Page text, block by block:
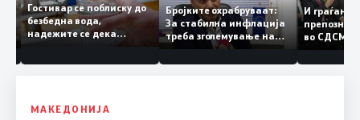
Гостивар се поблиску до
безбедна вода,
надежите се дека
Бројките охрабруваат:
За стабилна инфлација
треба зголемување на
домашното
И
во
добар
треба
МАКЕДОНИЈА